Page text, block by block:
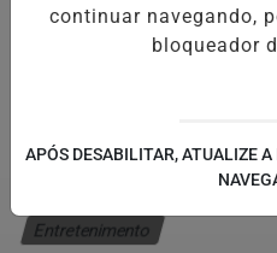
Entretenimento
continuar navegando,
bloqueador
APÓS DESABILITAR, ATUALIZE